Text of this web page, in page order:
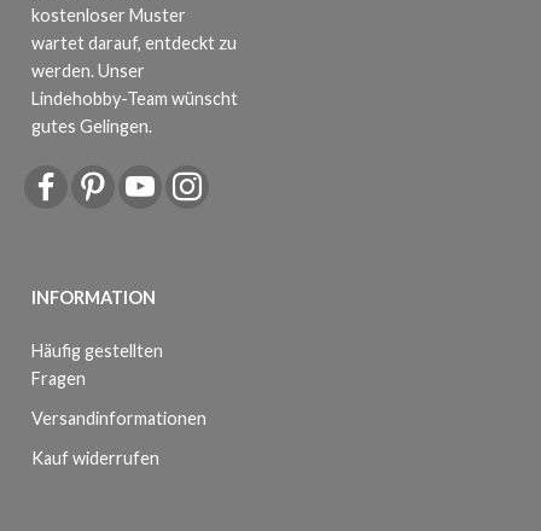
kostenloser Muster
wartet darauf, entdeckt zu
werden. Unser
Lindehobby-Team wünscht
gutes Gelingen.
INFORMATION
Häufig gestellten
Fragen
Versandinformationen
Kauf widerrufen